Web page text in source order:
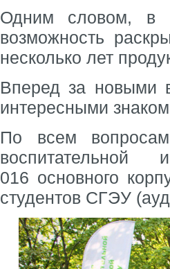
Одним словом, в
возможность
несколько лет
Вперед за новыми
интересными
По всем
016 основного
студентов СГЭУ